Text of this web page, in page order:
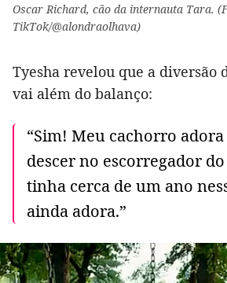
Oscar Richard, cão da internauta Tara.
TikTok/@alondraolhava)
Tyesha revelou que a diversão
vai além do balanço:
“Sim! Meu cachorro
descer no escorregador
tinha cerca de um ano
ainda adora.”